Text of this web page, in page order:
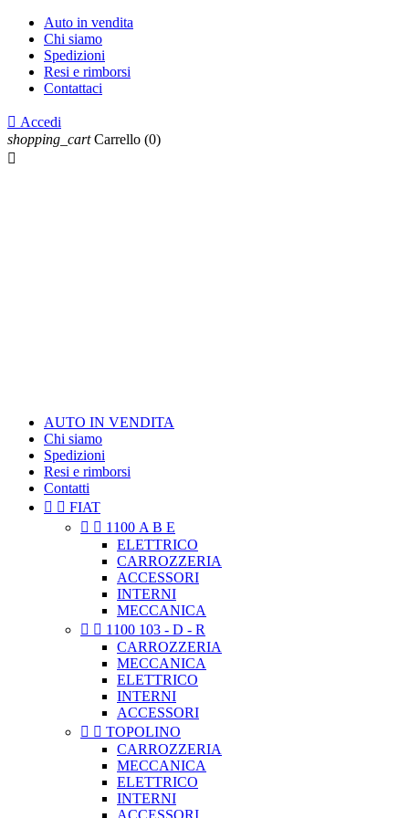
Auto in vendita
Chi siamo
Spedizioni
Resi e rimborsi
Contattaci
 Accedi
shopping_cart Carrello (0)

AUTO IN VENDITA
Chi siamo
Spedizioni
Resi e rimborsi
Contatti
  FIAT
  1100 A B E
ELETTRICO
CARROZZERIA
ACCESSORI
INTERNI
MECCANICA
  1100 103 - D - R
CARROZZERIA
MECCANICA
ELETTRICO
INTERNI
ACCESSORI
  TOPOLINO
CARROZZERIA
MECCANICA
ELETTRICO
INTERNI
ACCESSORI